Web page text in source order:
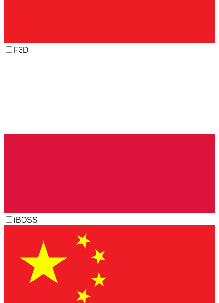
F3D
iBOSS